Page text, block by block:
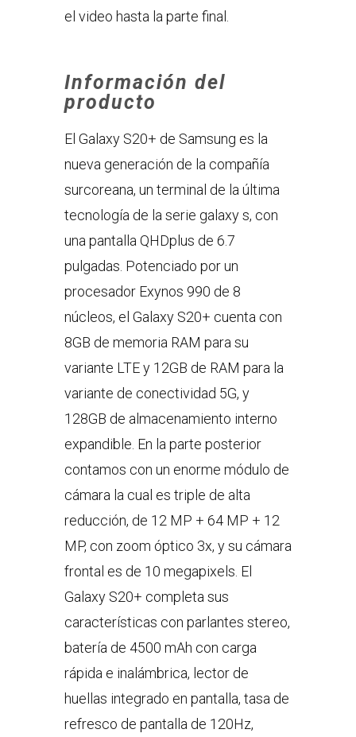
el video hasta la parte final.
Información del
producto
El Galaxy S20+ de Samsung es la
nueva generación de la compañía
surcoreana, un terminal de la última
tecnología de la serie galaxy s, con
una pantalla QHDplus de 6.7
pulgadas. Potenciado por un
procesador Exynos 990 de 8
núcleos, el Galaxy S20+ cuenta con
8GB de memoria RAM para su
variante LTE y 12GB de RAM para la
variante de conectividad 5G, y
128GB de almacenamiento interno
expandible. En la parte posterior
contamos con un enorme módulo de
cámara la cual es triple de alta
reducción, de 12 MP + 64 MP + 12
MP, con zoom óptico 3x, y su cámara
frontal es de 10 megapixels. El
Galaxy S20+ completa sus
características con parlantes stereo,
batería de 4500 mAh con carga
rápida e inalámbrica, lector de
huellas integrado en pantalla, tasa de
refresco de pantalla de 120Hz,